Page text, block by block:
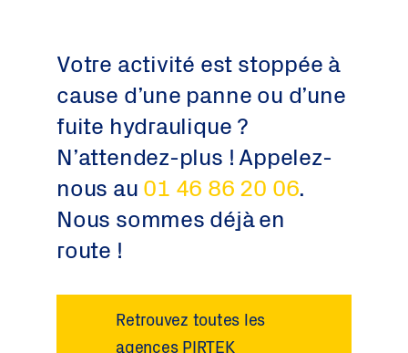
Votre activité est stoppée à
cause d’une panne ou d’une
fuite hydraulique ?
N’attendez-plus ! Appelez-
nous au 01 46 86 20 06.
Nous sommes déjà en
route !
Retrouvez toutes les
agences PIRTEK